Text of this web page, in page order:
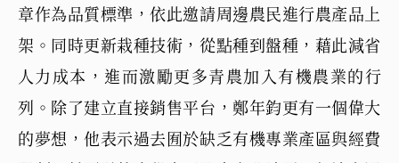
章作為品質標準，依此邀請周邊農民進行農產品上
架。同時更新栽種技術，從點種到盤種，藉此減省
人力成本，進而激勵更多青農加入有機農業的行
列。除了建立直接銷售平台，鄭年鈞更有一個偉大
的夢想，他表示過去囿於缺乏有機專業產區與經費